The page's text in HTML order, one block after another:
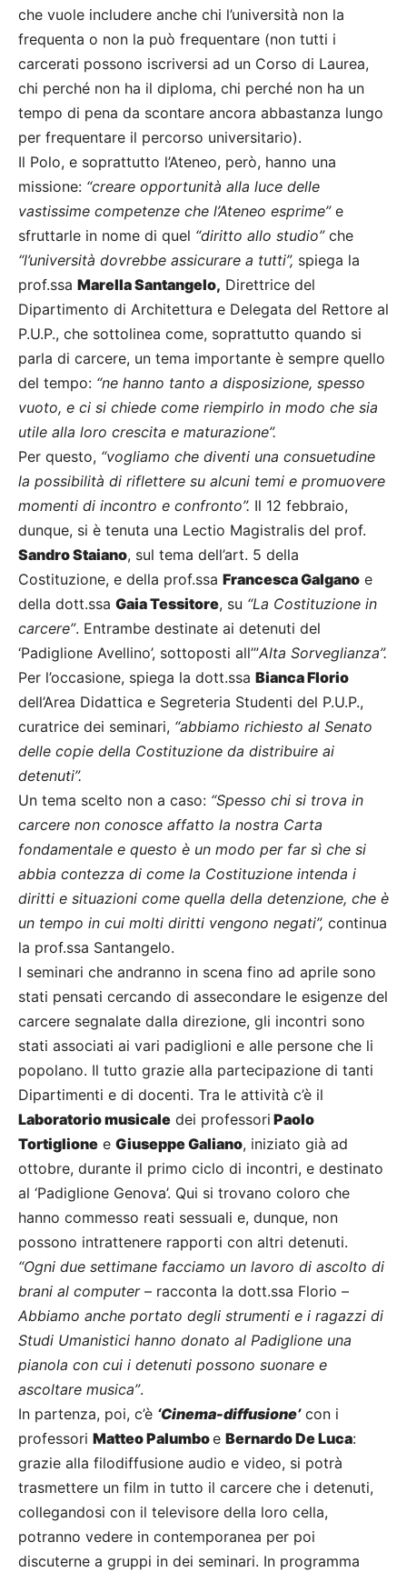
che vuole includere anche chi l’università non la
frequenta o non la può frequentare (non tutti i
carcerati possono iscriversi ad un Corso di Laurea,
chi perché non ha il diploma, chi perché non ha un
tempo di pena da scontare ancora abbastanza lungo
per frequentare il percorso universitario).
Il Polo, e soprattutto l’Ateneo, però, hanno una
missione: “creare opportunità alla luce delle
vastissime competenze che l’Ateneo esprime”e
sfruttarle in nome di quel “diritto allo studio”che
“l’università dovrebbe assicurare a tutti”, spiega la
prof.ssa Marella Santangelo, Direttrice del
Dipartimento di Architettura e Delegata del Rettore al
P.U.P., che sottolinea come, soprattutto quando si
parla di carcere, un tema importante è sempre quello
del tempo: “ne hanno tanto a disposizione, spesso
vuoto, e ci si chiede come riempirlo in modo che sia
utile alla loro crescita e maturazione”.
Per questo, “vogliamo che diventi una consuetudine
la possibilità di riflettere su alcuni temi e promuovere
momenti di incontro e confronto”. Il 12 febbraio,
dunque, si è tenuta una Lectio Magistralis del prof.
Sandro Staiano, sul tema dell’art. 5 della
Costituzione, e della prof.ssa Francesca Galgano e
della dott.ssa Gaia Tessitore, su “La Costituzione in
carcere”. Entrambe destinate ai detenuti del
‘Padiglione Avellino’, sottoposti all’”Alta Sorveglianza”.
Per l’occasione, spiega la dott.ssa Bianca Florio
dell’Area Didattica e Segreteria Studenti del P.U.P.,
curatrice dei seminari, “abbiamo richiesto al Senato
delle copie della Costituzione da distribuire ai
detenuti”.
Un tema scelto non a caso: “Spesso chi si trova in
carcere non conosce affatto la nostra Carta
fondamentale e questo è un modo per far sì che si
abbia contezza di come la Costituzione intenda i
diritti e situazioni come quella della detenzione, che è
un tempo in cui molti diritti vengono negati”, continua
la prof.ssa Santangelo.
I seminari che andranno in scena fino ad aprile sono
stati pensati cercando di assecondare le esigenze del
carcere segnalate dalla direzione, gli incontri sono
stati associati ai vari padiglioni e alle persone che li
popolano. Il tutto grazie alla partecipazione di tanti
Dipartimenti e di docenti. Tra le attività c’è il
Laboratorio musicale dei professori Paolo
Tortiglione e Giuseppe Galiano, iniziato già ad
ottobre, durante il primo ciclo di incontri, e destinato
al ‘Padiglione Genova’. Qui si trovano coloro che
hanno commesso reati sessuali e, dunque, non
possono intrattenere rapporti con altri detenuti.
“Ogni due settimane facciamo un lavoro di ascolto di
brani al computer– racconta la dott.ssa Florio –
Abbiamo anche portato degli strumenti e i ragazzi di
Studi Umanistici hanno donato al Padiglione una
pianola con cui i detenuti possono suonare e
ascoltare musica”.
In partenza, poi, c’è ‘Cinema-diffusione’con i
professori Matteo Palumboe Bernardo De Luca:
grazie alla filodiffusione audio e video, si potrà
trasmettere un film in tutto il carcere che i detenuti,
collegandosi con il televisore della loro cella,
potranno vedere in contemporanea per poi
discuterne a gruppi in dei seminari. In programma